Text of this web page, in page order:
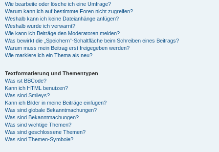
Wie bearbeite oder lösche ich eine Umfrage?
Warum kann ich auf bestimmte Foren nicht zugreifen?
Weshalb kann ich keine Dateianhänge anfügen?
Weshalb wurde ich verwarnt?
Wie kann ich Beiträge den Moderatoren melden?
Was bewirkt die „Speichern“-Schaltfläche beim Schreiben eines Beitrags?
Warum muss mein Beitrag erst freigegeben werden?
Wie markiere ich ein Thema als neu?
Textformatierung und Thementypen
Was ist BBCode?
Kann ich HTML benutzen?
Was sind Smileys?
Kann ich Bilder in meine Beiträge einfügen?
Was sind globale Bekanntmachungen?
Was sind Bekanntmachungen?
Was sind wichtige Themen?
Was sind geschlossene Themen?
Was sind Themen-Symbole?